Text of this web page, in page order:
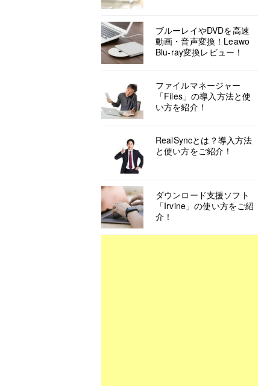
ブルーレイやDVDを高速
動画・音声変換！Leawo
Blu-ray変換レビュー！
ファイルマネージャー
「Files」の導入方法と使
い方を紹介！
RealSyncとは？導入方法
と使い方をご紹介！
ダウンロード支援ソフト
「Irvine」の使い方をご紹
介！